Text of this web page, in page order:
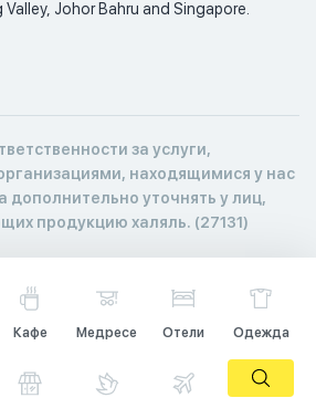
Johor Bahru and Singapore.
за услуги,
находящимися у нас
дополнительно уточнять у лиц,
продукцию халяль. (27131)
Кафе Медресе Отели Одежда